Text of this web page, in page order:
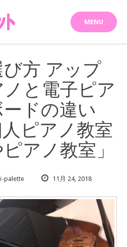
MENU
方 アップ
と電子ピア
ドの違い
ピアノ教室
アノ教室」
palette 11月 24, 2018